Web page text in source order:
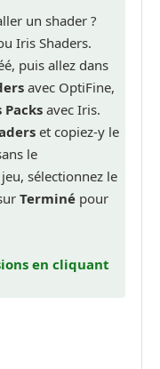
un shader ?
Iris Shaders.
puis allez dans
avec OptiFine,
avec Iris.
et copiez-y le
le
sélectionnez le
Terminé pour
en cliquant